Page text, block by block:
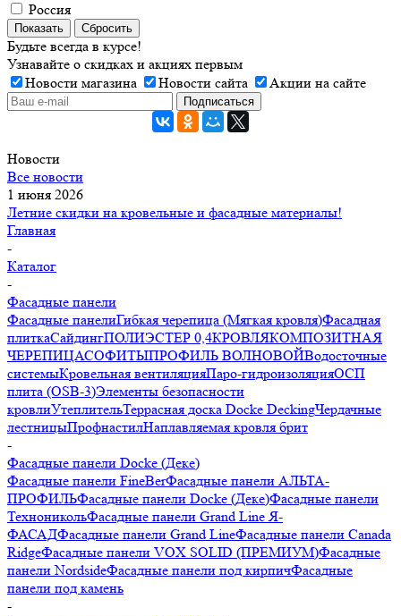
Россия
Показать Сбросить
Будьте всегда в курсе!
Узнавайте о скидках и акциях первым
Новости магазина
Новости сайта Акции на сайте
Новости
Все новости
1 июня 2026
Летние скидки на кровельные и фасадные материалы!
Главная
-
Каталог
-
Фасадные панели
Фасадные панелиГибкая черепица (Мягкая кровля)Фасадная
плиткаСайдингПОЛИЭСТЕР 0,4КРОВЛЯКОМПОЗИТНАЯ
ЧЕРЕПИЦАСОФИТЫПРОФИЛЬ ВОЛНОВОЙВодосточные
системыКровельная вентиляцияПаро-гидроизоляцияОСП
плита (OSB-3)Элементы безопасности
кровлиУтеплительТеррасная доска Docke DeckingЧердачные
лестницыПрофнастилНаплавляемая кровля брит
-
Фасадные панели Docke (Деке)
Фасадные панели FineBerФасадные панели АЛЬТА-
ПРОФИЛЬФасадные панели Docke (Деке)Фасадные панели
ТехноникольФасадные панели Grand Line Я-
ФАСАДФасадные панели Grand LineФасадные панели Canada
RidgeФасадные панели VOX SOLID (ПРЕМИУМ)Фасадные
панели NordsideФасадные панели под кирпичФасадные
панели под камень
-